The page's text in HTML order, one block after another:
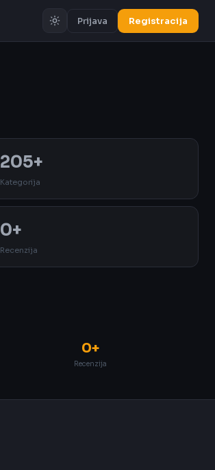
Prijava Registracija
205+
Kategorija
0+
Recenzija
0+
Recenzija